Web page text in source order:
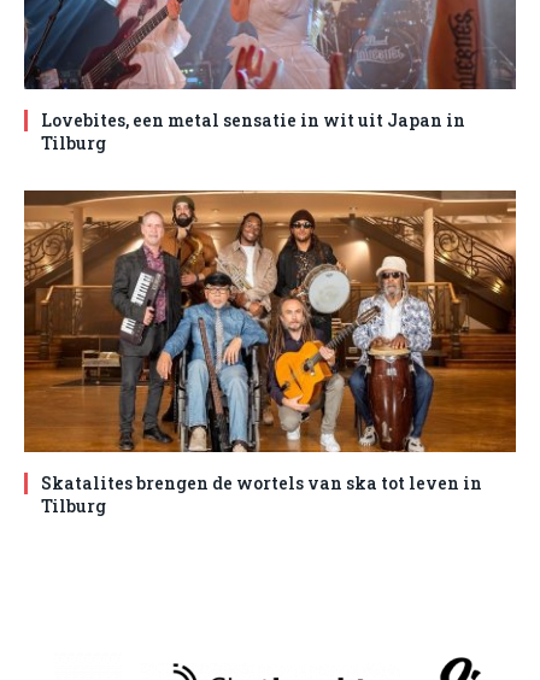
Lovebites, een metal sensatie in wit uit Japan in
Tilburg
Skatalites brengen de wortels van ska tot leven in
Tilburg